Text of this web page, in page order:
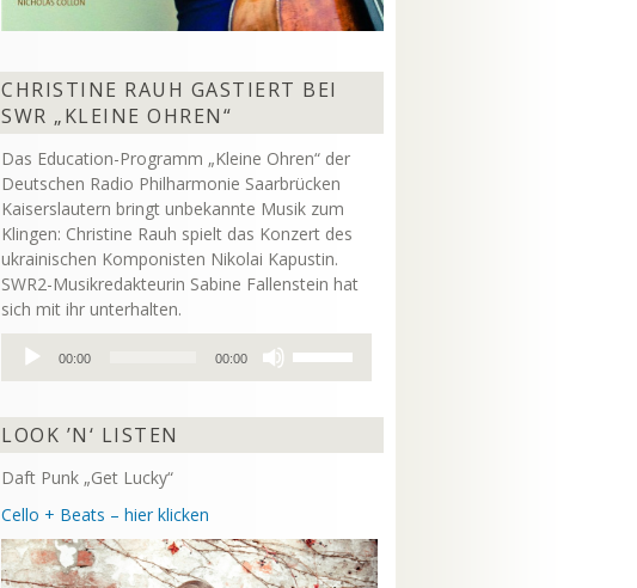
CHRISTINE RAUH GASTIERT BEI
SWR „KLEINE OHREN“
Das Education-Programm „Kleine Ohren“ der
Deutschen Radio Philharmonie Saarbrücken
Kaiserslautern bringt unbekannte Musik zum
Klingen: Christine Rauh spielt das Konzert des
ukrainischen Komponisten Nikolai Kapustin.
SWR2-Musikredakteurin Sabine Fallenstein hat
sich mit ihr unterhalten.
Audio-
Player
00:00 00:00
Hoch/Runter
Lautstärke
LOOK ’N‘ LISTEN
Daft Punk „Get Lucky“
Cello + Beats – hier klicken